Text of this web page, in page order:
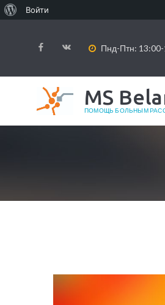
Пнд-Птн:
MS
ПОМОЩЬ БОЛЬНЫМ
О WordPress
Войти